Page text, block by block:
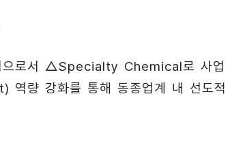
으로서 △Specialty Chemical로 사업
량 강화를 통해 동종업계 내 선도적